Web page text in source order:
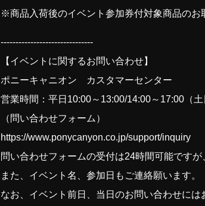
※商品入荷後のイベント参加券付対象商品のお
-------------------------------
【イベントに関するお問い合わせ】
ポニーキャニオン カスタマーセンター
営業時間：平日10:00～13:00/14:00～17:00（土
（問い合わせフォーム）
https://www.ponycanyon.co.jp/support/inquiry
問い合わせフォームの受付は24時間可能です
また、イベント名、参加日もご連絡願います。
なお、イベント前日、当日のお問い合わせには